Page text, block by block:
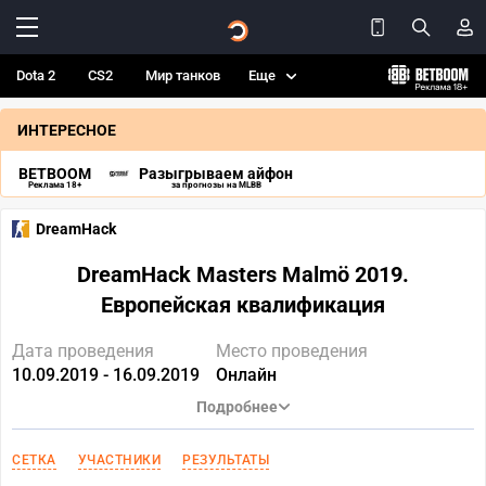
Dota 2 CS2 Мир танков Еще
ИНТЕРЕСНОЕ
BETBOOM
Реклама 18+
Разыгрываем айфон
за прогнозы на MLBB
DreamHack
DreamHack Masters Malmö 2019.
Европейская квалификация
Дата проведения
10.09.2019 - 16.09.2019
Место проведения
Онлайн
Подробнее
СЕТКА УЧАСТНИКИ РЕЗУЛЬТАТЫ